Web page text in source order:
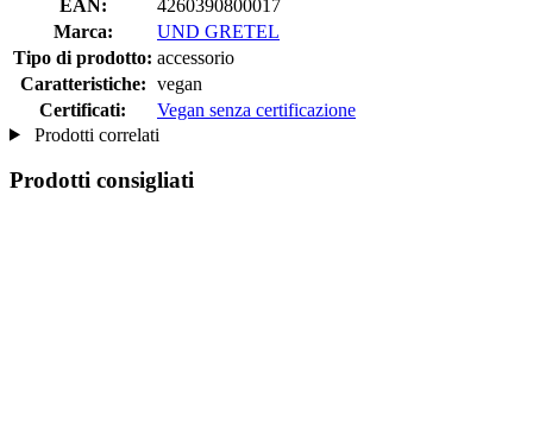
EAN:
4260390800017
Marca:
UND GRETEL
Tipo di prodotto: accessorio
Caratteristiche: vegan
Certificati:
Vegan senza certificazione
Prodotti correlati
Prodotti consigliati